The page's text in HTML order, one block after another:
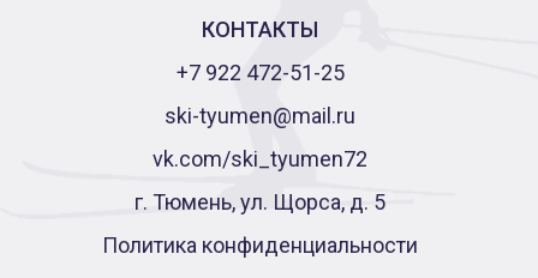
КОНТАКТЫ
+7 922 472-51-25
ski-tyumen@mail.ru
vk.com/ski_tyumen72
г. Тюмень, ул. Щорса, д. 5
Политика конфиденциальности